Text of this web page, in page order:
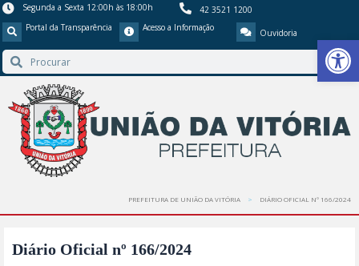
Barra de
Segunda a Sexta 12:00h às 18:00h
42 3521 1200
Portal da Transparência
Acesso a Informação Ouvidoria
PREFEITURA DE UNIÃO DA VITÓRIA DIÁRIO OFICIAL Nº 166/2024
Diário Oficial nº 166/2024